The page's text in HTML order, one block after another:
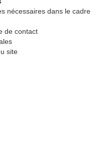
nécessaires dans le cadre
de contact
site